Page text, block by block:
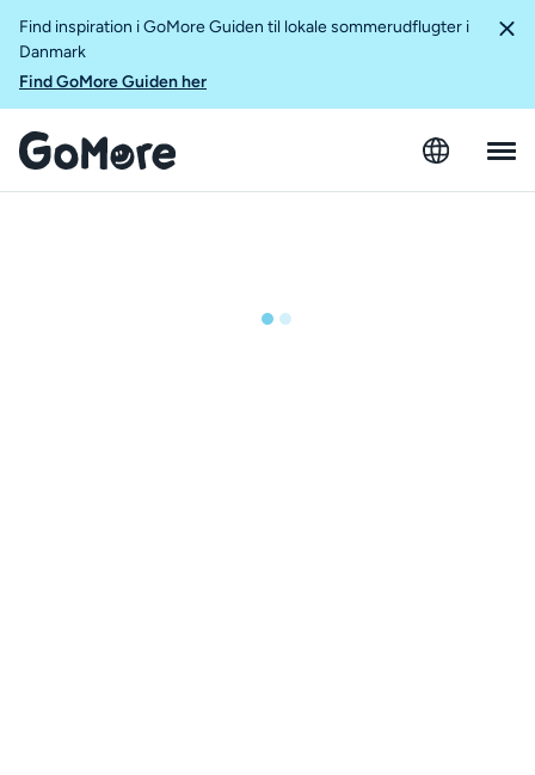
Find inspiration i GoMore Guiden til lokale sommerudflugter i
Danmark
Find GoMore Guiden her